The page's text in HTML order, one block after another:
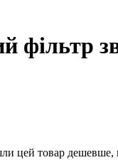
фільтр
цей товар